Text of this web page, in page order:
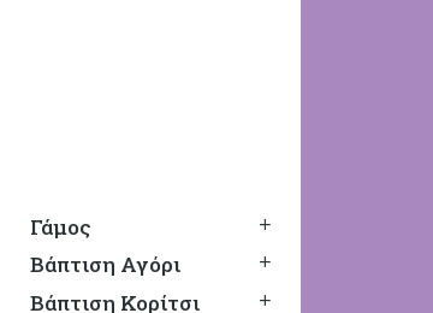
Γάμος
Βάπτιση Αγόρι
Βάπτιση Κορίτσι